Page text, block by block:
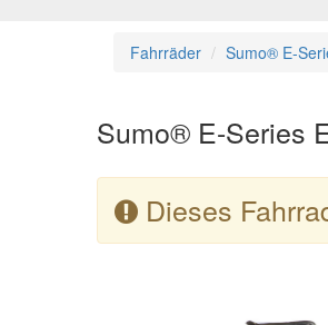
Fahrräder Sumo® E-
Sumo® E-Series
Dieses